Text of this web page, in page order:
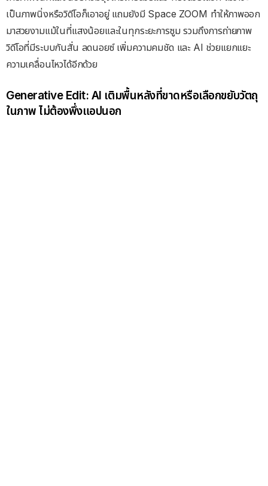
เป็นภาพนิ่งหรือวิดีโอก็เอาอยู่ แถมยังมี Space ZOOM ทำให้ภาพออก
มาสวยงามแม้ในที่แสงน้อยและในทุกระยะการซูม รวมถึงการถ่ายภาพ
วิดีโอที่มีระบบกันสั่น ลดนอยซ์ เพิ่มความคมชัด และ AI ช่วยแยกแยะ
ความเคลื่อนไหวได้อีกด้วย
Generative Edit: AI เติมพื้นหลังที่ขาดหรือเลือกขยับวัตถุ
ในภาพ ไม่ต้องพึ่งแอปนอก